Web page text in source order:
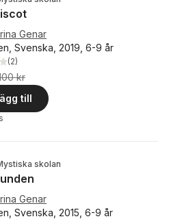
Genar
Svenska, 2019, 6-9 år
stjärnor. Totalt antal röster:
(2)
kr
till
skolan
Genar
Svenska, 2015, 6-9 år